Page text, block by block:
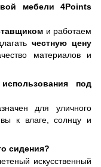
мебели 4Points
и работаем
честную цену
материалов и
под
для уличного
к влаге, солнцу и
сидения?
искусственный